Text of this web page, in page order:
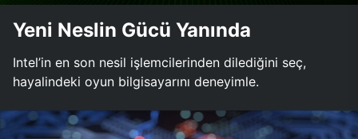
Yeni Neslin Gücü Yanında
Intel’in en son nesil işlemcilerinden dilediğini seç,
hayalindeki oyun bilgisayarını deneyimle.